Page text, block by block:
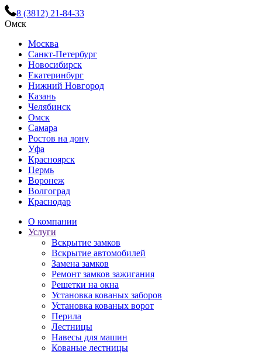
8 (3812) 21-84-33
Омск
Москва
Санкт-Петербург
Новосибирск
Екатеринбург
Нижний Новгород
Казань
Челябинск
Омск
Самара
Ростов на дону
Уфа
Красноярск
Пермь
Воронеж
Волгоград
Краснодар
О компании
Услуги
Вскрытие замков
Вскрытие автомобилей
Замена замков
Ремонт замков зажигания
Решетки на окна
Установка кованых заборов
Установка кованых ворот
Перила
Лестницы
Навесы для машин
Кованые лестницы